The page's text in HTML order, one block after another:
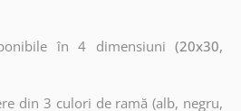
în 4 dimensiuni (20x30,
din 3 culori de ramă (alb, negru,